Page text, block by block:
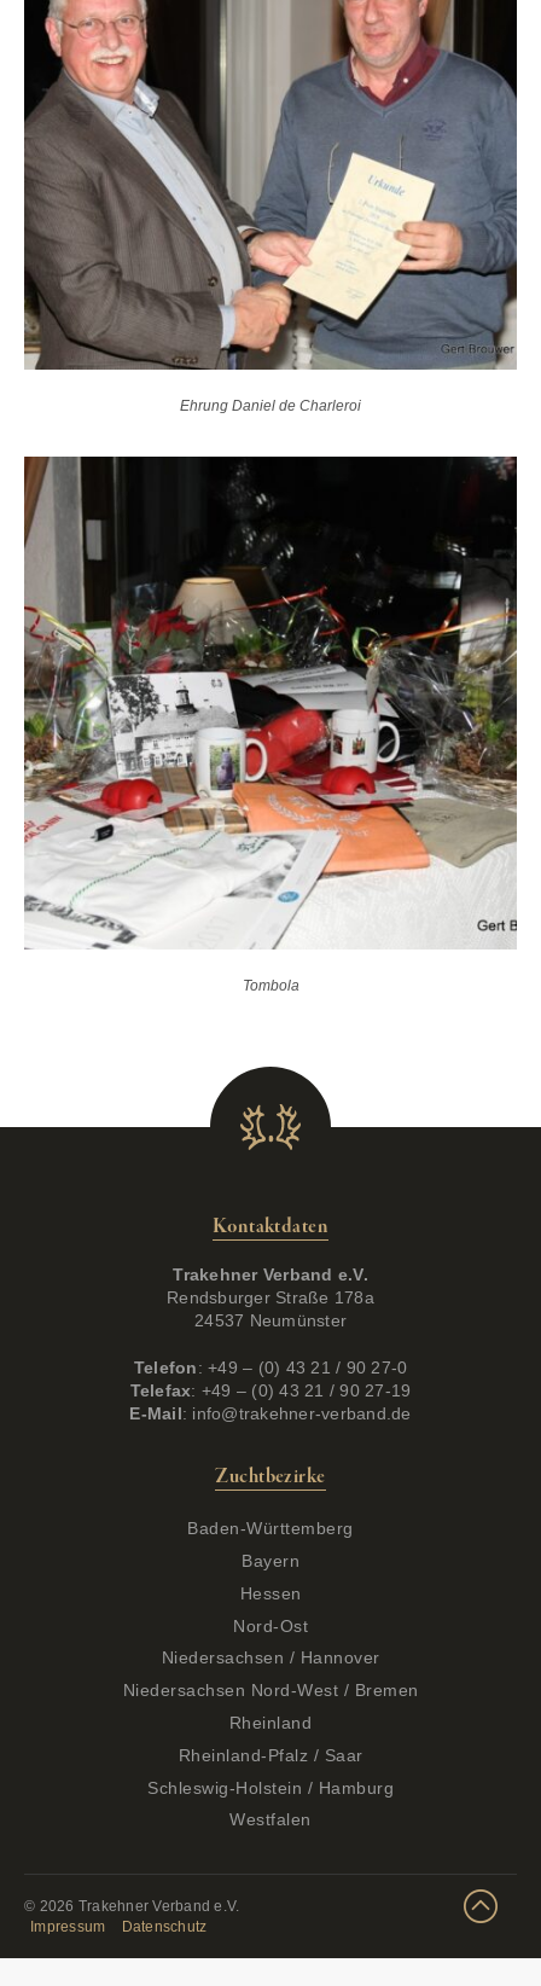
Ehrung Daniel de Charleroi
Tombola
Kontaktdaten
Trakehner Verband e.V.
Rendsburger Straße 178a
24537 Neumünster
Telefon: +49 – (0) 43 21 / 90 27-0
Telefax: +49 – (0) 43 21 / 90 27-19
E-Mail: info@trakehner-verband.de
Zuchtbezirke
Baden-Württemberg
Bayern
Hessen
Nord-Ost
Niedersachsen / Hannover
Niedersachsen Nord-West / Bremen
Rheinland
Rheinland-Pfalz / Saar
Schleswig-Holstein / Hamburg
Westfalen
© 2026 Trakehner Verband e.V.
Impressum
Datenschutz